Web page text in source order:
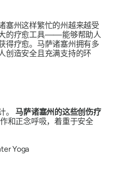
塞州这样繁忙的州越来越受
的疗愈工具——能够帮助人
得疗愈。马萨诸塞州拥有多
创造安全且充满支持的环
。 马萨诸塞州的这些创伤疗
和正念呼吸，着重于安全
Yoga